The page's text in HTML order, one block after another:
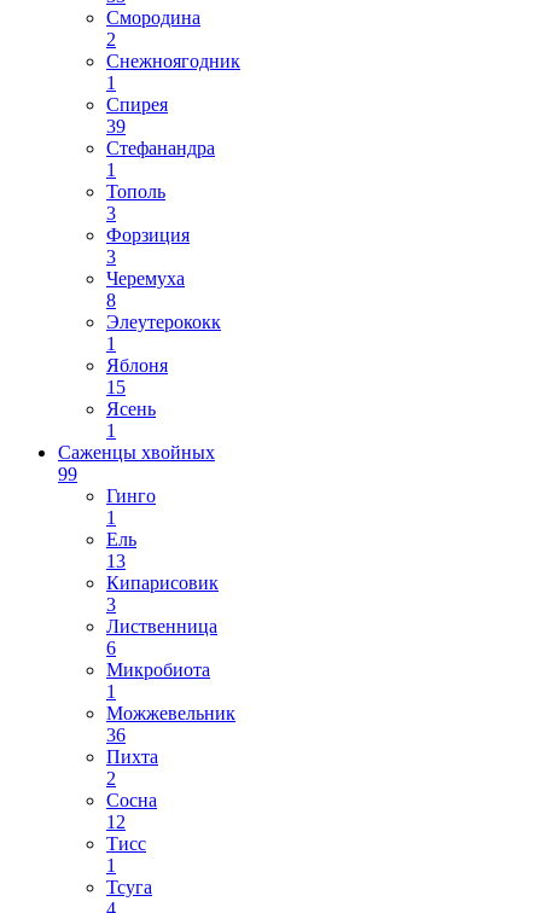
Смородина
2
Снежноягодник
1
Спирея
39
Стефанандра
1
Тополь
3
Форзиция
3
Черемуха
8
Элеутерококк
1
Яблоня
15
Ясень
1
Саженцы хвойных
99
Гинго
1
Ель
13
Кипарисовик
3
Лиственница
6
Микробиота
1
Можжевельник
36
Пихта
2
Сосна
12
Тисс
1
Тсуга
4